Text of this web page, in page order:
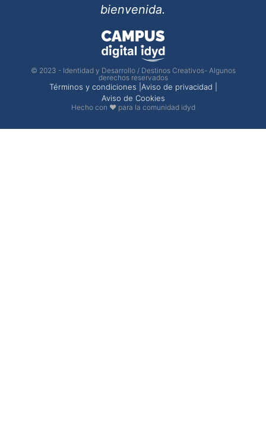
bienvenida.
© 2023 - Identidad y Desarrollo / Destinos Creativos- Algunos
derechos reservados
Términos y condiciones | Aviso de privacidad |
Aviso de Cookies
Hecho con ❤ para la comunidad idyd